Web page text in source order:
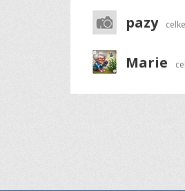
pazy
Marie